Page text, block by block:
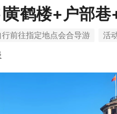
黄鹤楼+户部
行前往指定地点会合导游
活